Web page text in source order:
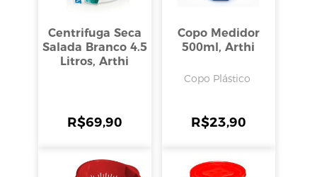
Centrifuga Seca
Salada Branco 4.5
Litros, Arthi
R$69,90
Copo Medidor
500ml, Arthi
Copo Plástico
R$23,90